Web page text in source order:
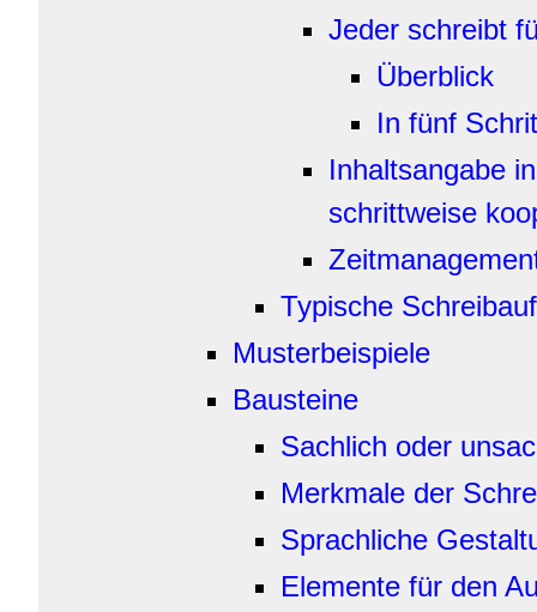
Jeder schreibt
Überblick
In fünf
Inhaltsangabe
schrittweise
Typische
Musterbeispiele
Bausteine
Sachlich oder
Merkmale der
Sprachliche
Elemente für den